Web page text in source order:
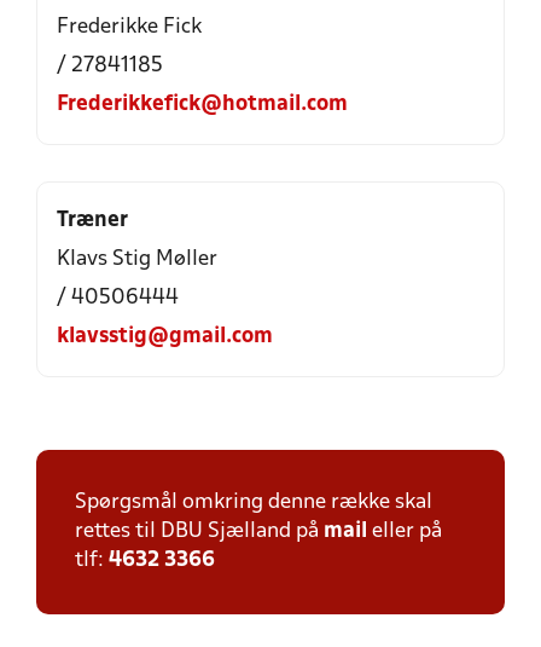
Frederikke Fick
/ 27841185
Frederikkefick@hotmail.com
Træner
Klavs Stig Møller
/ 40506444
klavsstig@gmail.com
Spørgsmål omkring denne række skal
rettes til DBU Sjælland på mail eller på
tlf: 4632 3366